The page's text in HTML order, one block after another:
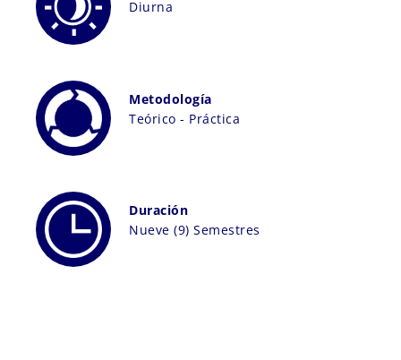
Diurna
Metodología
Teórico - Práctica
Duración
Nueve (9) Semestres